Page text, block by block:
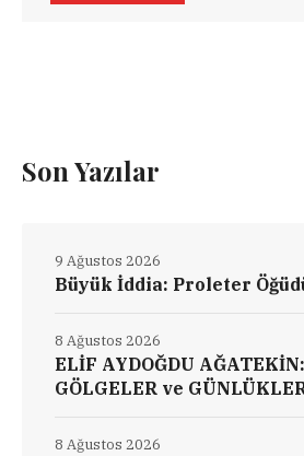
Son Yazılar
Büyük İddia: Proleter
9 Ağustos 2026
ELİF AYDOĞDU
GÖLGELER ve
8 Ağustos 2026
8 Ağustos 2026